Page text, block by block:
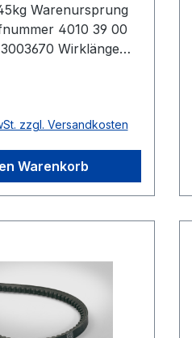
Warenursprung
4010 39 00
Wirklänge
Ausführung
formgezahnt
Zugstrang
22mm Höhe 18mm
zzgl. Versandkosten
Warenkorb